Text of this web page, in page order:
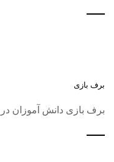
برف بازی
برف بازی دانش آموزان در